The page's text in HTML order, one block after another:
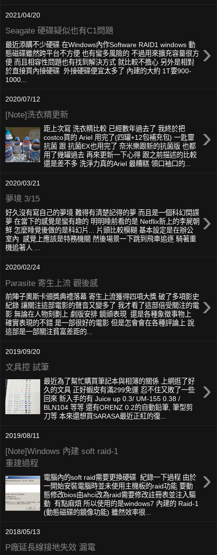
2021/04/20
Seagate 硬碟疑似也有C1問題
›
最近添購不少硬碟 在Windows內作Software RAID1 windows 動
態磁碟雖然跨平台不方便 也有蠻多風險的 不過用來擴充容量很方
便 而且相容性問題也有找到解決方式 就比較不擔心 另外是相對
於直接買內接硬碟 外接硬碟便宜太多了 內建的大約 1T要900-
1000...
2020/07/12
[Note]洗衣精更新
›
距上次寫 洗衣精比較 已經數年過去了 我終於把
costco買的 Ariel 用完了(四罐+12包補充包) 一匙靈
抗菌 跟 抗菌EX也用完了 奈米樂跟新的抗菌版 也都
用了幾罐過去 再來更新一下心得 跟之前描述的比較
還是差不多 洗淨力真的Ariel 最糟糕 領口袖口的...
2020/03/21
夢境 3/15
›
好久沒有寫自己的夢境 難得有清楚記得的夢 而且是一個科幻間諜
夢 在當下的感覺是蠻有趣的 明明睡前看的是 Netflix新上的李屍朝
鮮 怎麼睡覺後做的是科幻片... 片頭比較模糊 基本設定是在辦公
室內 感覺上應該是特務機關 然後場景一下跳到飛車追逐 騎著重
機追著人 ...
2020/02/24
Parasite 寄生上流 觀後感
›
前陣子奧斯卡頒獎典禮落幕 寄生上流獲得四項大獎 破了多項影史
紀錄 讓關注這部電影的聲音又變多了 我才看了這部倍受關注的電
影 無論在人物刻劃上 劇版安排 鏡頭表現 還是各種象徵事物上
確實表現的不錯 是一部很好的電影 但是怎會會在各種評論上 說
這部是一部關注貧富差距的...
2019/09/20
文具控 試筆
›
最近為了幫忙購買筆記本與相簿的關係 上網逛了好
久的文具 正好蝦皮有滿299免運 忍不住又敗了一些
回來 新入手的有 Juice up 0.3/ UM-155 0.38 /
BLN104 等等 還有ORENZ 0.2的自動鉛筆, 筆型剪
刀等 本來還想買SARASA最近正紅的復...
2019/08/11
[Note]Windows 內建 soft raid-1
重建過程
›
電腦內的soft raid需要更換硬碟 紀錄一下過程 由於
一開始安裝電腦時並未使用主機板的raid功能 要動
態修改bios由ahci改為raid需要修改註冊表並注入驅
動 有點麻煩 所以使用的是windows7 內建的 Raid-1
(動態磁碟的鏡像功能) 雖然效率很...
2018/05/13
P廠延長線接地失效 漏電